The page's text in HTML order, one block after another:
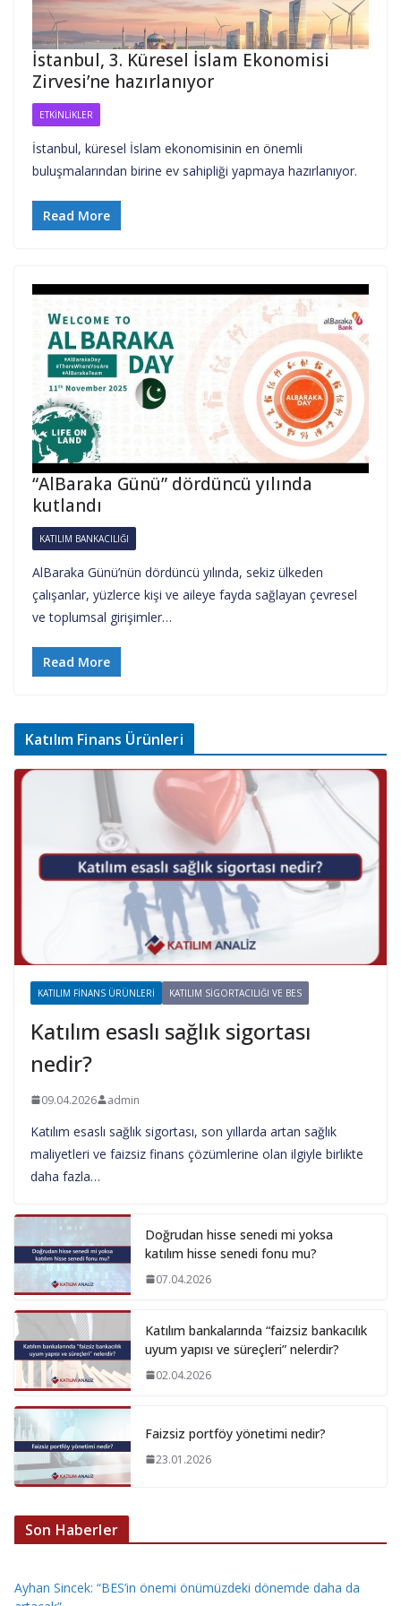
İstanbul, 3. Küresel İslam Ekonomisi
Zirvesi’ne hazırlanıyor
ETKINLIKLER
İstanbul, küresel İslam ekonomisinin en önemli
buluşmalarından birine ev sahipliği yapmaya hazırlanıyor.
Read More
“AlBaraka Günü” dördüncü yılında
kutlandı
KATILIM BANKACILIĞI
AlBaraka Günü’nün dördüncü yılında, sekiz ülkeden
çalışanlar, yüzlerce kişi ve aileye fayda sağlayan çevresel
ve toplumsal girişimler…
Read More
Katılım Finans Ürünleri
KATILIM FINANS ÜRÜNLERI KATILIM SIGORTACILIĞI VE BES
Katılım esaslı sağlık sigortası
nedir?
09.04.2026 admin
Katılım esaslı sağlık sigortası, son yıllarda artan sağlık
maliyetleri ve faizsiz finans çözümlerine olan ilgiyle birlikte
daha fazla…
Doğrudan hisse senedi mi yoksa
katılım hisse senedi fonu mu?
07.04.2026
Katılım bankalarında “faizsiz bankacılık
uyum yapısı ve süreçleri” nelerdir?
02.04.2026
Faizsiz portföy yönetimi nedir?
23.01.2026
Son Haberler
Ayhan Sincek: “BES’in önemi önümüzdeki dönemde daha da